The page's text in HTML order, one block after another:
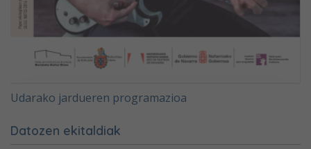
Udarako jardueren programazioa
Datozen ekitaldiak